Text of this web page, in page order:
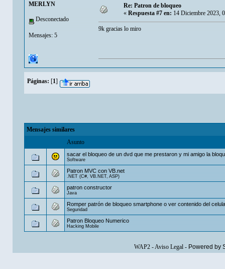
MERLYN
Desconectado
Mensajes: 5
Re: Patron de bloqueo
« Respuesta #7 en: 14 Diciembre 2023,
9k gracias lo miro
Páginas: [1]
Mensajes similares
Asunto
sacar el bloqueo de un dvd que me prestaron y mi amigo la
Software
Patron MVC con VB.net
.NET (C#, VB.NET, ASP)
patron constructor
Java
Romper patrón de bloqueo smartphone o ver contenido del
Seguridad
Patron Bloqueo Numerico
Hacking Mobile
WAP2-Aviso Legal- Powered by